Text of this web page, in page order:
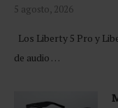
5 agosto, 2026
Los Liberty 5 Pro y
de audio …